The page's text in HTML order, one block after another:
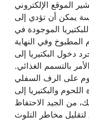
الموقع الإلكتروني
يمكن أن تؤدي إلى
الموجودة في
المطبوخ وفي النهاية
دخول البكتيريا إلى
بالتسمم الغذائي.
على الرف السفلي
والبكتيريا إلى
من الجيد الاحتفاظ
مخاطر التلوث